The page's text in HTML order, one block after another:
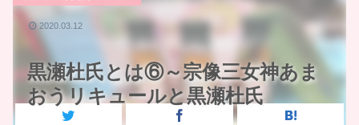
黒瀬杜氏とは⑥～宗像三女神あま
おうリキュールと黒瀬杜氏
2020.03.12